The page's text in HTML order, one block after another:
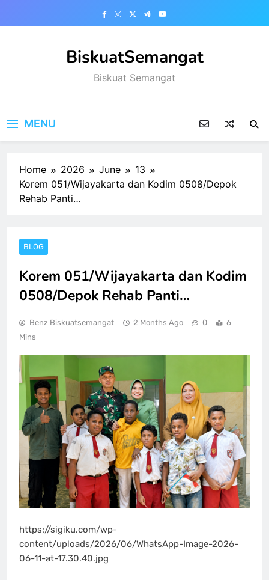
BiskuatSemangat
Biskuat Semangat
MENU
Home 2026 June
13
Korem 051/Wijayakarta dan Kodim 0508/Depok
Rehab Panti…
BLOG
Korem 051/Wijayakarta dan Kodim
0508/Depok Rehab Panti…
Benz Biskuatsemangat 2 Months Ago 0
6
Mins
https://sigiku.com/wp-
content/uploads/2026/06/WhatsApp-Image-2026-
06-11-at-17.30.40.jpg